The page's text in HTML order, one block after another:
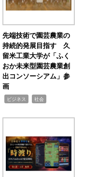
先端技術で園芸農業の
持続的発展目指す 久
留米工業大学が「ふく
おか未来型園芸農業創
出コンソーシアム」参
画
ビジネス 社会